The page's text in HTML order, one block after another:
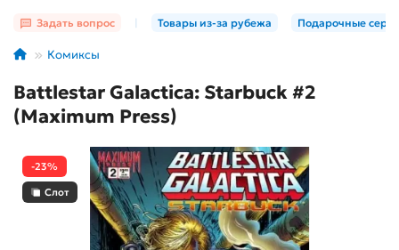
Задать вопрос Товары из-за рубежа Подарочные
Комиксы
Battlestar Galactica: Starbuck #2
(Maximum Press)
-23%
Слот